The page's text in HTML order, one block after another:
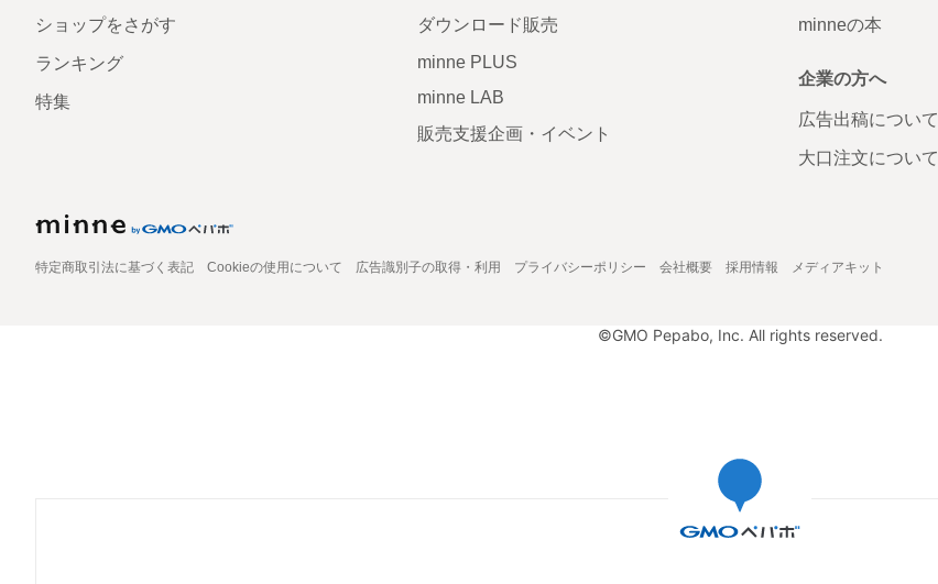
ショップをさがす
ランキング
特集
ダウンロード販売
minne PLUS
minne LAB
販売支援企画・イベント
minneの本
企業の方へ
広告出稿について
大口注文について
特定商取引法に基づく表記 Cookieの使用について 広告識別子の取得・利用 プライバシーポリシー 会社概要 採用情報 メディアキット
©GMO Pepabo, Inc. All rights reserved.